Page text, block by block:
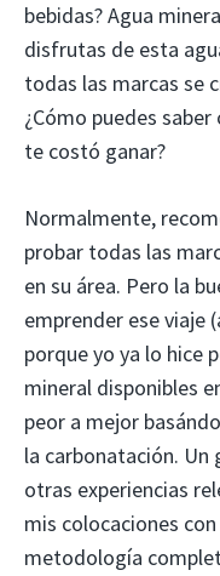
bebidas? Agua
disfrutas de esta
todas las marcas se
¿Cómo puedes
te costó ganar?
Normalmente,
probar todas las
en su área. Pero la
emprender ese viaje
porque yo ya lo hice
mineral disponibles
peor a mejor
la carbonatación. Un
otras experiencias
mis colocaciones
metodología